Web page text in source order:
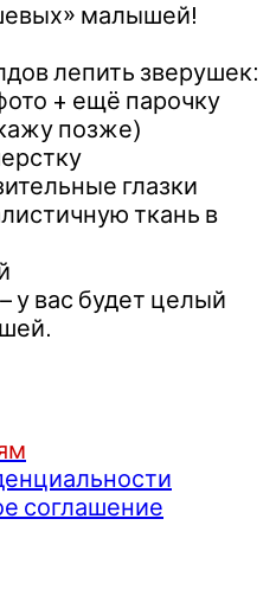
малышей!
лепить зверушек:
+ ещё парочку
позже)
глазки
ткань в
у вас будет целый
соглашение